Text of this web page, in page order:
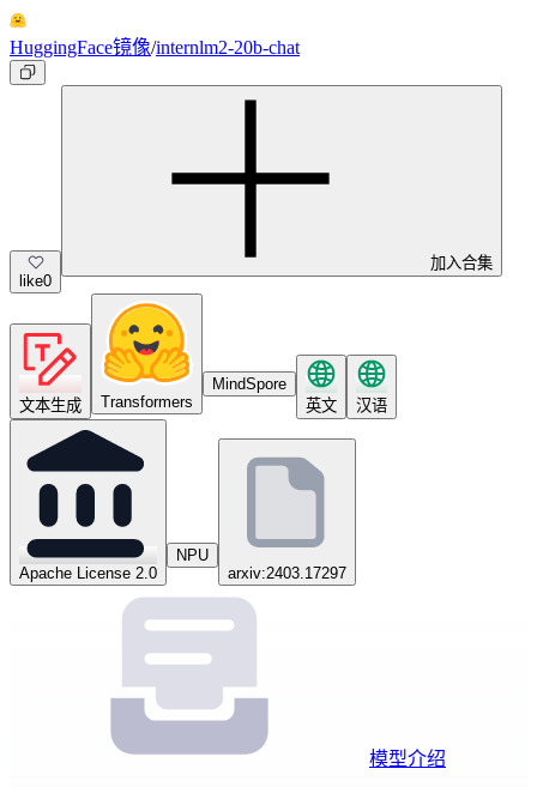
HuggingFace镜像/internlm2-20b-chat
like0
加入合集
文本生成 Transformers
MindSpore
英文
汉语
Apache License 2.0
NPU
arxiv:2403.17297
模型介绍